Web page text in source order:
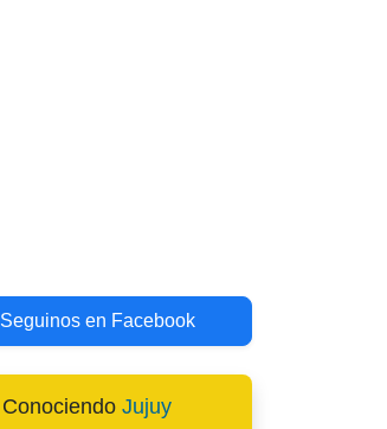
Seguinos en Facebook
Conociendo Jujuy